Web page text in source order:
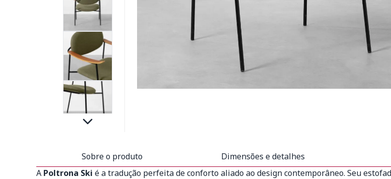
Sobre o produto Dimensões e detalhes
A Poltrona Ski é a tradução perfeita de conforto aliado ao design contemporâneo. Seu